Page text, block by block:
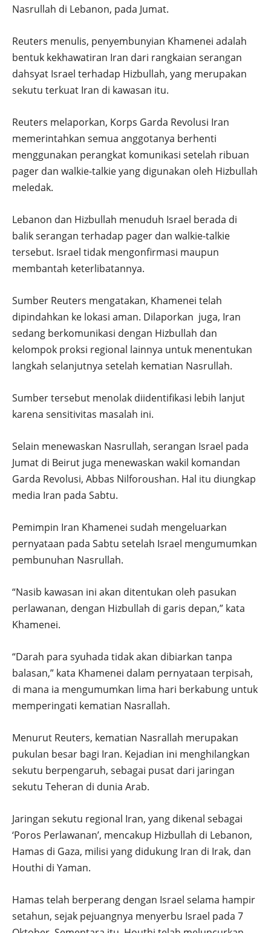
Nasrullah di Lebanon, pada Jumat.
Reuters menulis, penyembunyian Khamenei adalah
bentuk kekhawatiran Iran dari rangkaian serangan
dahsyat Israel terhadap Hizbullah, yang merupakan
sekutu terkuat Iran di kawasan itu.
Reuters melaporkan, Korps Garda Revolusi Iran
memerintahkan semua anggotanya berhenti
menggunakan perangkat komunikasi setelah ribuan
pager dan walkie-talkie yang digunakan oleh Hizbullah
meledak.
Lebanon dan Hizbullah menuduh Israel berada di
balik serangan terhadap pager dan walkie-talkie
tersebut. Israel tidak mengonfirmasi maupun
membantah keterlibatannya.
Sumber Reuters mengatakan, Khamenei telah
dipindahkan ke lokasi aman. Dilaporkan juga, Iran
sedang berkomunikasi dengan Hizbullah dan
kelompok proksi regional lainnya untuk menentukan
langkah selanjutnya setelah kematian Nasrullah.
Sumber tersebut menolak diidentifikasi lebih lanjut
karena sensitivitas masalah ini.
Selain menewaskan Nasrullah, serangan Israel pada
Jumat di Beirut juga menewaskan wakil komandan
Garda Revolusi, Abbas Nilforoushan. Hal itu diungkap
media Iran pada Sabtu.
Pemimpin Iran Khamenei sudah mengeluarkan
pernyataan pada Sabtu setelah Israel mengumumkan
pembunuhan Nasrullah.
“Nasib kawasan ini akan ditentukan oleh pasukan
perlawanan, dengan Hizbullah di garis depan,” kata
Khamenei.
“Darah para syuhada tidak akan dibiarkan tanpa
balasan,” kata Khamenei dalam pernyataan terpisah,
di mana ia mengumumkan lima hari berkabung untuk
memperingati kematian Nasrallah.
Menurut Reuters, kematian Nasrallah merupakan
pukulan besar bagi Iran. Kejadian ini menghilangkan
sekutu berpengaruh, sebagai pusat dari jaringan
sekutu Teheran di dunia Arab.
Jaringan sekutu regional Iran, yang dikenal sebagai
‘Poros Perlawanan’, mencakup Hizbullah di Lebanon,
Hamas di Gaza, milisi yang didukung Iran di Irak, dan
Houthi di Yaman.
Hamas telah berperang dengan Israel selama hampir
setahun, sejak pejuangnya menyerbu Israel pada 7